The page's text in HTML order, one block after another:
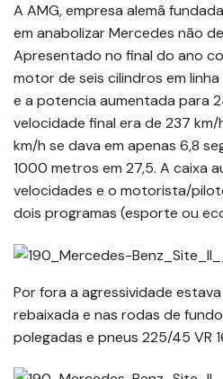
A AMG, empresa alemã
em anabolizar Mercedes não
Apresentado no final do ano
motor de seis cilindros em
e a potencia aumentada para
velocidade final era de 237 km/
km/h se dava em apenas 6,8
1000 metros em 27,5. A caixa
velocidades e o motorista/
dois programas (esporte ou
Por fora a agressividade
rebaixada e nas rodas de
polegadas e pneus 225/45 VR